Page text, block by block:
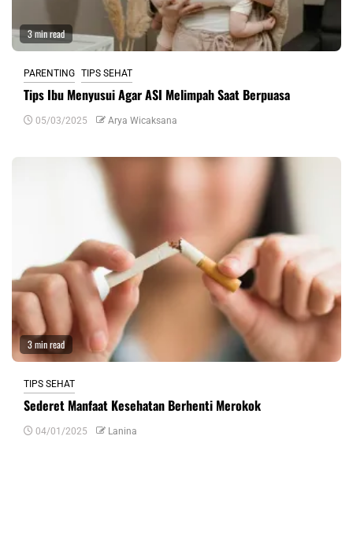
3 min read
PARENTING TIPS SEHAT
Tips Ibu Menyusui Agar ASI Melimpah Saat Berpuasa
05/03/2025 Arya Wicaksana
3 min read
TIPS SEHAT
Sederet Manfaat Kesehatan Berhenti Merokok
04/01/2025 Lanina